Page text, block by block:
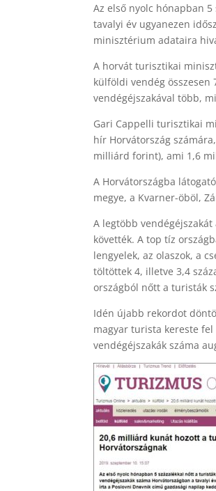
Az első nyolc hónapban
tavalyi év ugyanezen
minisztérium adataira
A horvát turisztikai
külföldi vendég
vendégéjszakával több,
Gari Cappelli turisztikai
hír Horvátország
milliárd forint), ami 1,6
A Horvátországba
megye, a Kvarner-öböl,
A legtöbb
követték. A top tíz
lengyelek, az olaszok, a
töltöttek 4, illetve 3,4
országból nőtt a turisták
Idén újabb rekordot
magyar turista kereste fel
vendégéjszakák száma